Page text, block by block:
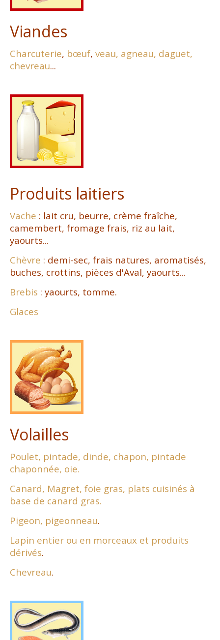
Viandes
Charcuterie, bœuf, veau, agneau, daguet,
chevreau...
Produits laitiers
Vache : lait cru, beurre, crème fraîche,
camembert, fromage frais, riz au lait,
yaourts...
Chèvre : demi-sec, frais natures, aromatisés,
buches, crottins, pièces d'Aval, yaourts...
Brebis : yaourts, tomme.
Glaces
Volailles
Poulet, pintade, dinde, chapon, pintade
chaponnée, oie.
Canard, Magret, foie gras, plats cuisinés à
base de canard gras.
Pigeon, pigeonneau.
Lapin entier ou en morceaux et produits
dérivés.
Chevreau.